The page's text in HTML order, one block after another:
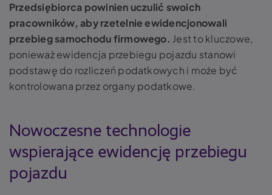
Przedsiębiorca powinien uczulić swoich
pracowników, aby rzetelnie ewidencjonowali
przebieg samochodu firmowego. Jest to kluczowe,
ponieważ ewidencja przebiegu pojazdu stanowi
podstawę do rozliczeń podatkowych i może być
kontrolowana przez organy podatkowe.
Nowoczesne technologie
wspierające ewidencję przebiegu
pojazdu